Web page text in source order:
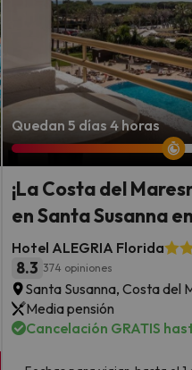
Quedan 5 días 4 horas
¡La Costa del
en Santa Susanna
Hotel ALEGRIA Florida
8.3 374 opiniones
Santa Susanna, Costa del
Media pensión
Cancelación GRATIS